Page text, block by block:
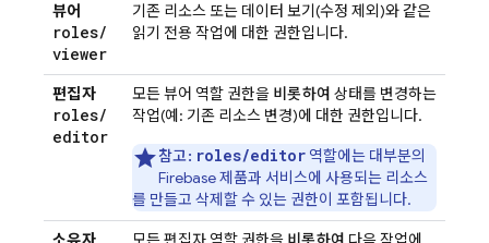
뷰어
roles/
viewer
기존 리소스 또는 데이터 보기(수정 제외)와 같은
읽기 전용 작업에 대한 권한입니다.
편집자
roles/
editor
모든 뷰어 역할 권한을 비롯하여 상태를 변경하는
작업(예: 기존 리소스 변경)에 대한 권한입니다.
참고: roles/editor역할에는 대부분의
Firebase 제품과 서비스에 사용되는 리소스
를 만들고 삭제할 수 있는 권한이 포함됩니다.